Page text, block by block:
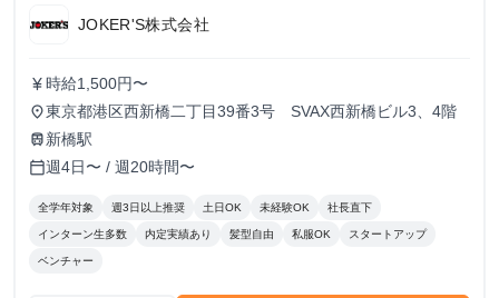
JOKER'S株式会社
currency_yen 時給1,500円〜
place東京都港区西新橋二丁目39番3号 SVAX西新橋ビル3、4階
train 新橋駅
calendar_today週4日〜 / 週20時間〜
全学年対象 週3日以上推奨 土日OK 未経験OK 社長直下
インターン生多数 内定実績あり 髪型自由 私服OK スタートアップ
ベンチャー